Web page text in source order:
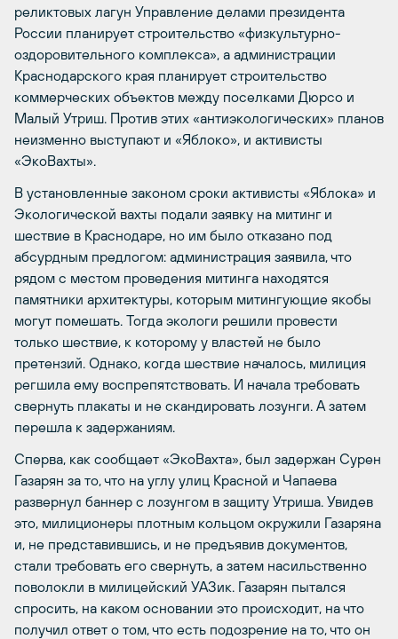
реликтовых лагун Управление делами президента
России планирует строительство «физкультурно-
оздоровительного комплекса», а администрации
Краснодарского края планирует строительство
коммерческих объектов между поселками Дюрсо и
Малый Утриш. Против этих «антиэкологических» планов
неизменно выступают и «Яблоко», и активисты
«ЭкоВахты».
В установленные законом сроки активисты «Яблока» и
Экологической вахты подали заявку на митинг и
шествие в Краснодаре, но им было отказано под
абсурдным предлогом: администрация заявила, что
рядом с местом проведения митинга находятся
памятники архитектуры, которым митингующие якобы
могут помешать. Тогда экологи решили провести
только шествие, к которому у властей не было
претензий. Однако, когда шествие началось, милиция
регшила ему воспрепятствовать. И начала требовать
свернуть плакаты и не скандировать лозунги. А затем
перешла к задержаниям.
Сперва, как сообщает «ЭкоВахта», был задержан Сурен
Газарян за то, что на углу улиц Красной и Чапаева
развернул баннер с лозунгом в защиту Утриша. Увидев
это, милиционеры плотным кольцом окружили Газаряна
и, не представившись, и не предъявив документов,
стали требовать его свернуть, а затем насильственно
поволокли в милицейский УАЗик. Газарян пытался
спросить, на каком основании это происходит, на что
получил ответ о том, что есть подозрение на то, что он